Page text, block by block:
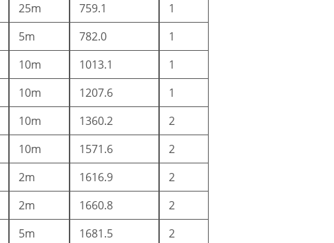
25m 759.1
1
5m 782.0
1
10m 1013.1
1
10m 1207.6
1
10m 1360.2
2
10m 1571.6
2
2m 1616.9
2
2m 1660.8
2
5m 1681.5
2